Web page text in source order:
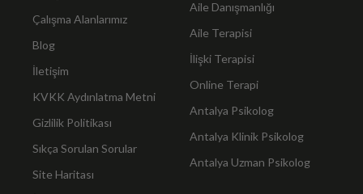
Çalışma Alanlarımız
Blog
İletişim
KVKK Aydınlatma Metni
Gizlilik Politikası
Sıkça Sorulan Sorular
Site Haritası
Aile Danışmanlığı
Aile Terapisi
İlişki Terapisi
Online Terapi
Antalya Psikolog
Antalya Klinik Psikolog
Antalya Uzman Psikolog